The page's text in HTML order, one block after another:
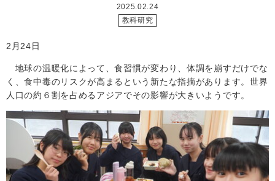
2025.02.24
教科研究
2月24日
地球の温暖化によって、食習慣が変わり、体調を崩すだけでな
く、食中毒のリスクが高まるという新たな指摘があります。世界
人口の約６割を占めるアジアでその影響が大きいようです。